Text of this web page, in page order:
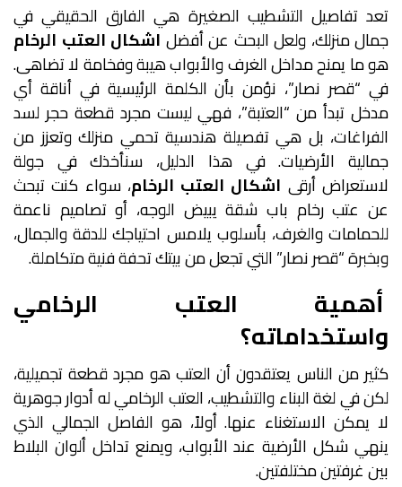
تعد تفاصيل التشطيب الصغيرة هي الفارق الحقيقي في
جمال منزلك، ولعل البحث عن أفضل اشكال العتب الرخام
هو ما يمنح مداخل الغرف والأبواب هيبة وفخامة لا تضاهى.
في “قصر نصار”، نؤمن بأن الكلمة الرئيسية في أناقة أي
مدخل تبدأ من “العتبة”، فهي ليست مجرد قطعة حجر لسد
الفراغات، بل هي تفصيلة هندسية تحمي منزلك وتعزز من
جمالية الأرضيات. في هذا الدليل، سنأخذك في جولة
لاستعراض أرقى اشكال العتب الرخام، سواء كنت تبحث
عن عتب رخام باب شقة يبيض الوجه، أو تصاميم ناعمة
للحمامات والغرف، بأسلوب يلامس احتياجك للدقة والجمال،
وبخبرة “قصر نصار” التي تجعل من بيتك تحفة فنية متكاملة.
أهمية العتب الرخامي
واستخداماته؟
كثير من الناس يعتقدون أن العتب هو مجرد قطعة تجميلية،
لكن في لغة البناء والتشطيب، العتب الرخامي له أدوار جوهرية
لا يمكن الاستغناء عنها. أولاً، هو الفاصل الجمالي الذي
ينهي شكل الأرضية عند الأبواب، ويمنع تداخل ألوان البلاط
بين غرفتين مختلفتين.